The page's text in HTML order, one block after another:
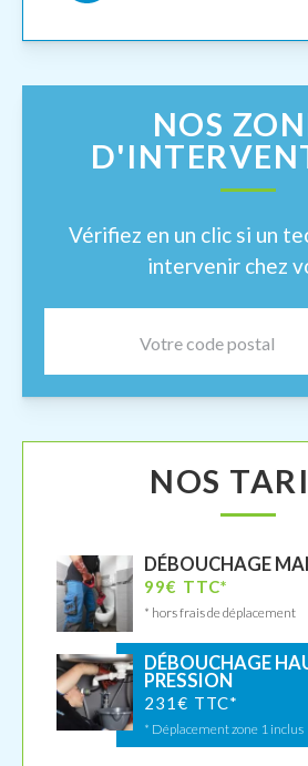
NOS
Vérifiez en un clic si un
intervenir chez
NOS
DÉBOUCHAGE
99€ TTC*
* hors frais de déplacement
DÉBOUCHAGE
PRESSION
231€ TTC*
* Déplacement zone 1 inclus